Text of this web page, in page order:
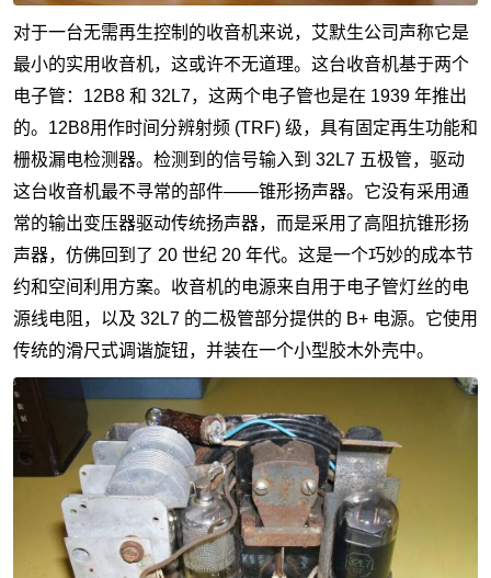
对于一台无需再生控制的收音机来说，艾默生公司声称它是
最小的实用收音机，这或许不无道理。这台收音机基于两个
电子管：12B8 和 32L7，这两个电子管也是在 1939 年推出
的。12B8用作时间分辨射频 (TRF) 级，具有固定再生功能和
栅极漏电检测器。检测到的信号输入到 32L7 五极管，驱动
这台收音机最不寻常的部件——锥形扬声器。它没有采用通
常的输出变压器驱动传统扬声器，而是采用了高阻抗锥形扬
声器，仿佛回到了 20 世纪 20 年代。这是一个巧妙的成本节
约和空间利用方案。收音机的电源来自用于电子管灯丝的电
源线电阻，以及 32L7 的二极管部分提供的 B+ 电源。它使用
传统的滑尺式调谐旋钮，并装在一个小型胶木外壳中。